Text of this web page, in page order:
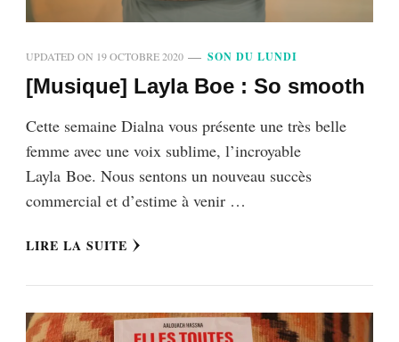
UPDATED ON 19 OCTOBRE 2020 SON DU LUNDI
[Musique] Layla Boe : So smooth
Cette semaine Dialna vous présente une très belle
femme avec une voix sublime, l’incroyable
Layla Boe. Nous sentons un nouveau succès
commercial et d’estime à venir …
LIRE LA SUITE